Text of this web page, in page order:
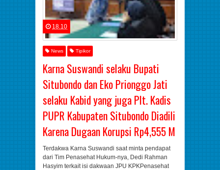
18.10
News Tipikor
Karna Suswandi selaku Bupati
Situbondo dan Eko Prionggo Jati
selaku Kabid yang juga Plt. Kadis
PUPR Kabupaten Situbondo Diadili
Karena Dugaan Korupsi Rp4,555 M
Terdakwa Karna Suswandi saat minta pendapat
dari Tim Penasehat Hukum-nya, Dedi Rahman
Hasyim terkait isi dakwaan JPU KPKPenasehat